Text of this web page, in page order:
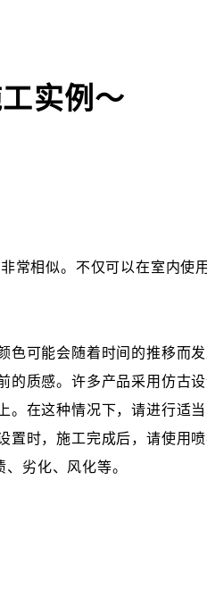
实例～
常相似。不仅可以在室内使
色可能会随着时间的推移而
的质感。许多产品采用仿古
。在这种情况下，请进行适
置时，施工完成后，请使用
、劣化、风化等。